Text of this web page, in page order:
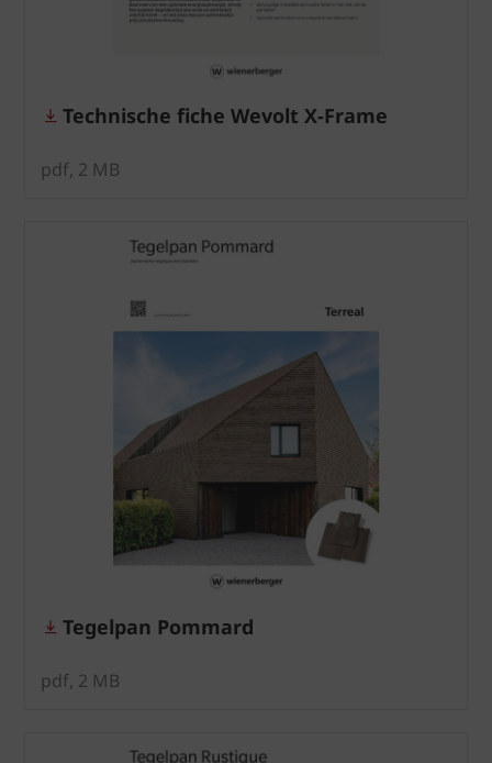
Technische fiche Wevolt X-Frame
pdf, 2 MB
Tegelpan Pommard
pdf, 2 MB